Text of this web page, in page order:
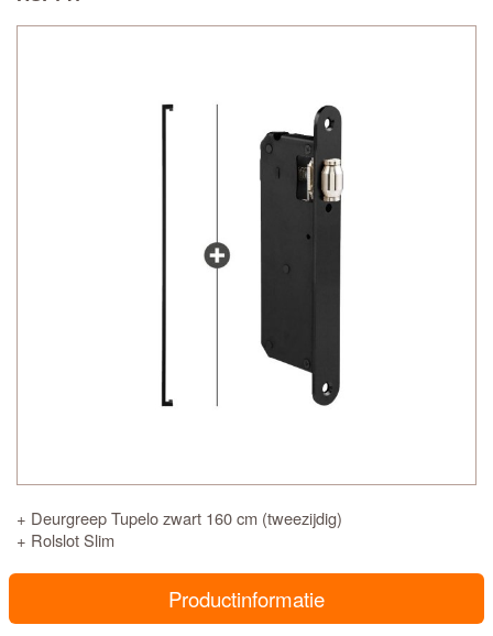
+ Deurgreep Tupelo zwart 160 cm (tweezijdig)
+ Rolslot Slim
Productinformatie